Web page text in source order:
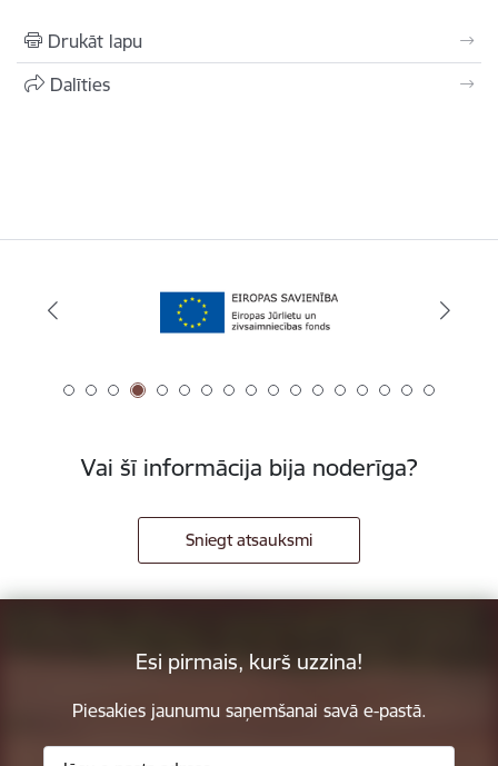
Drukāt lapu
Dalīties
Vai šī informācija bija noderīga?
Sniegt atsauksmi
Esi pirmais, kurš uzzina!
Piesakies jaunumu saņemšanai savā e-pastā.